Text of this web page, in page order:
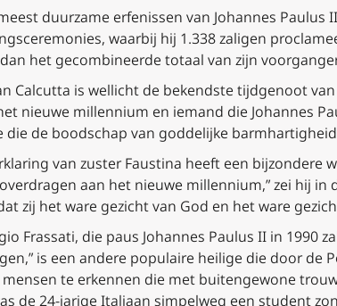
duurzame erfenissen van Johannes
waarbij hij 1.338 zaligen
het gecombineerde totaal van zijn
Calcutta is wellicht de bekendste tijdgenoot
nieuwe millennium en iemand die Johannes
die de boodschap van goddelijke
van zuster Faustina heeft een bijzondere
aan het nieuwe millennium,” zei hij
zij het ware gezicht van God en het ware
Frassati, die paus Johannes Paulus II in 1990
is een andere populaire heilige die door de
te erkennen die met buitengewone
de 24-jarige Italiaan simpelweg een student